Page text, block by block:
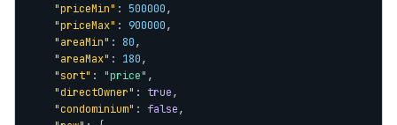
"priceMin" : 500000,
"priceMax" : 900000,
"areaMin" : 80,
"areaMax" : 180,
"sort" : "price" ,
"directOwner" : true,
"condominium" : false,